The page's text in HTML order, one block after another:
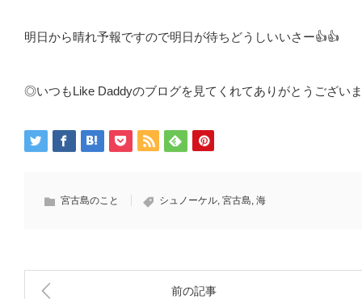
明日から晴れ予報ですので明日が待ちどうしいいさー👍👍
◎いつもLike Daddyのブログを見てくれてありがとうござい
宮古島のこと シュノーケル, 宮古島, 海
前の記事